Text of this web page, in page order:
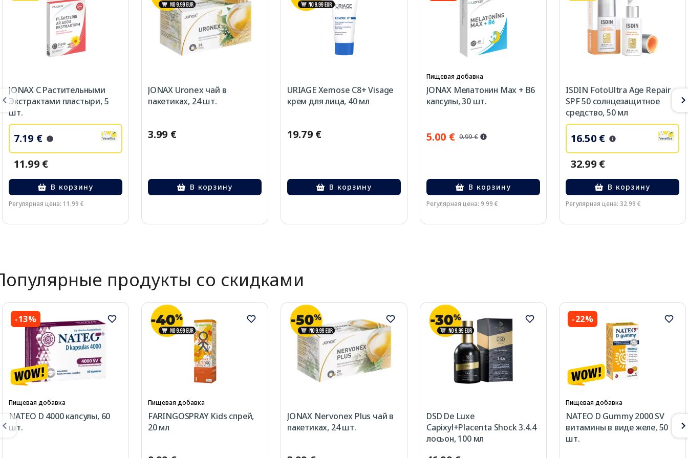
JONAX С Растительными
Экстрактами пластыри, 5
шт.
7.19 €
11.99 €
В корзину
Регулярная цена: 11.99 €
JONAX Uronex чай в
пакетиках, 24 шт.
3.99 €
В корзину
URIAGE Xemose C8+ Visage
крем для лица, 40 мл
19.79 €
В корзину
Пищевая добавка
JONAX Мелатонин Max + B6
капсулы, 30 шт.
5.00 € 9.99 €
В корзину
Регулярная цена: 9.99 €
ISDIN FotoUltra Age Repair
SPF 50 солнцезащитное
средство, 50 мл
16.50 €
32.99 €
В корзину
Регулярная цена: 32.99 €
продукты со скидками
-13%
Пищевая добавка
NATEO D 4000 капсулы, 60
шт.
Пищевая добавка
FARINGOSPRAY Kids спрей,
20 мл
JONAX Nervonex Plus чай в
пакетиках, 24 шт.
DSD De Luxe
Capixyl+Placenta Shock 3.4.4
лосьон, 100 мл
-22%
Пищевая добавка
NATEO D Gummy 2000 SV
витамины в виде желе, 50
шт.